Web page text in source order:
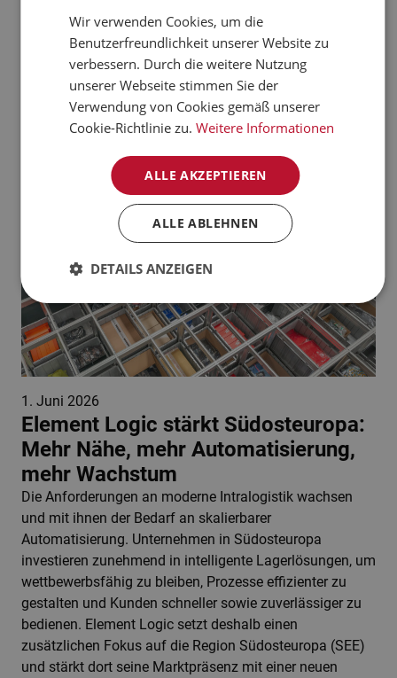
verarbeiten kann.
Jetzt mehr erfahren
Aktuelle News:
1. Juni 2026
Element Logic stärkt Südosteuropa:
Mehr Nähe, mehr Automatisierung,
mehr Wachstum
Die Anforderungen an moderne Intralogistik wachsen
und mit ihnen der Bedarf an skalierbarer
Automatisierung. Unternehmen in Südosteuropa
investieren zunehmend in intelligente Lagerlösungen, um
wettbewerbsfähig zu bleiben, Prozesse effizienter zu
gestalten und Kunden schneller sowie zuverlässiger zu
bedienen. Element Logic setzt deshalb einen
zusätzlichen Fokus auf die Region Südosteuropa (SEE)
und stärkt dort seine Marktpräsenz mit einer neuen
FRENCH
DANISH
POLISH
ITALIAN
ENGLISH
Wir verwenden Cookies, um die
Benutzerfreundlichkeit unserer Website zu
verbessern. Durch die weitere Nutzung
unserer Webseite stimmen Sie der
Verwendung von Cookies gemäß unserer
Cookie-Richtlinie zu. Weitere Informationen
ALLE AKZEPTIEREN
ALLE ABLEHNEN
DETAILS ANZEIGEN